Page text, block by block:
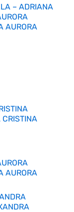
– ADRIANA
AURORA
AURORA